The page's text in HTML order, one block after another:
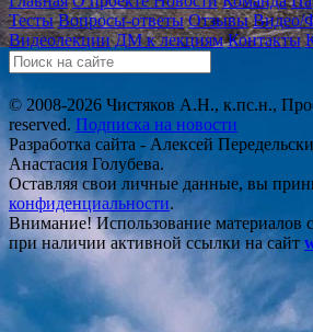
Тесты Вопросы-ответы Отзывы Видео/
Видеолекции ДМ к лекциям Контакты
© 2008-2026 Чистяков А.Н., к.пс.н.,
reserved. Подписка на новости
Разработка сайта - Алексей
Анастасия Голубева.
Оставляя свои личные данные, вы
конфиденциальности.
Внимание! Использование материалов
при наличии активной ссылки на сайт